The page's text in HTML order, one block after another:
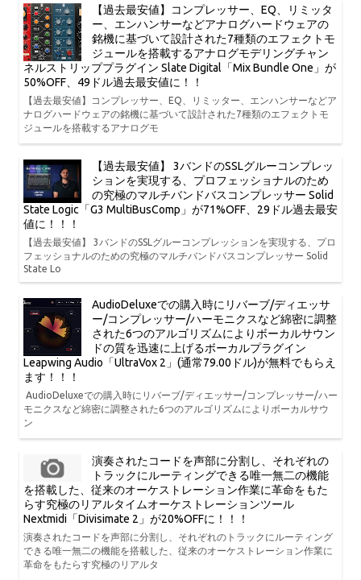
【過去最安値】コンプレッサー、EQ、リミッタ
ー、エンハンサーなどアナログハードウェアの
銘機に基づいて設計された7種類のエフェクトモ
ジュールを搭載するアナログモデリングチャン
ネルストリッププラグイン Slate Digital「Mix Bundle One」が
50%OFF、49ドル過去最安値に！！
【過去最安値】コンプレッサー、EQ、リミッター、エンハンサーなどア
ナログハードウェアの銘機に基づいて設計された7種類のエフェクトモ
ジュールを搭載するアナログモ
【過去最安値】 3バンドのSSLグルーコンプレッ
ションを実現する、プロフェッショナルのため
の究極のマルチバンドバスコンプレッサー Solid
State Logic「G3 MultiBusComp」が71%OFF、29ドル過去最安
値に！！！
【過去最安値】 3バンドのSSLグルーコンプレッションを実現する、プロ
フェッショナルのための究極のマルチバンドバスコンプレッサー Solid
State Lo
AudioDeluxeでの購入時にリバーブ/ディエッサ
ー/コンプレッサー/ハーモニクスなど綿密に調整
された6つのアルゴリズムによりボーカルサウン
ドの質を迅速に上げるボーカルプラグイン
Leapwing Audio「UltraVox 2」(通常79.00ドル)が無料でもらえ
ます！！！
AudioDeluxeでの購入時にリバーブ/ディエッサー/コンプレッサー/ハー
モニクスなど綿密に調整された6つのアルゴリズムによりボーカルサウ
ン
演奏されたコードを声部に分割し、それぞれの
トラックにルーティングできる唯一無二の機能
を搭載した、従来のオーケストレーション作業に革命をもた
らす究極のリアルタイムオーケストレーションツール
Nextmidi「Divisimate 2」が20%OFFに！！！
演奏されたコードを声部に分割し、それぞれのトラックにルーティング
できる唯一無二の機能を搭載した、従来のオーケストレーション作業に
革命をもたらす究極のリアルタ